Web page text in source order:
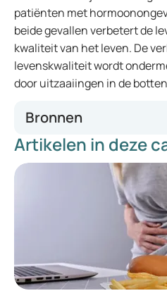
patiënten met
beide gevallen verbetert de
kwaliteit van het leven. De
levenskwaliteit wordt
door uitzaaiingen in de
Bronnen
Apotheek.nl. (z.d.).
https://www.apotheek.nl/
Medicijnen op Maat. (z.d.).
http://www.medicijnen-op-
Merckmanual.nl. (z.d.).
https://www.merckmanual.nl/
Prostaat.nl.
https://www.prostaat.nl/
Thuisarts. (z.d.).Thuisarts |
ziekte en gezondheid.
Artikelen in deze